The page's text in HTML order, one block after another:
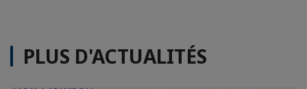
PLUS D'ACTUALITÉS